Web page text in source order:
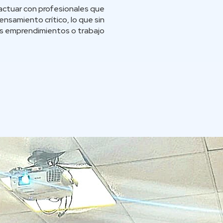
con profesionales que
crítico, lo que sin
emprendimientos o trabajo